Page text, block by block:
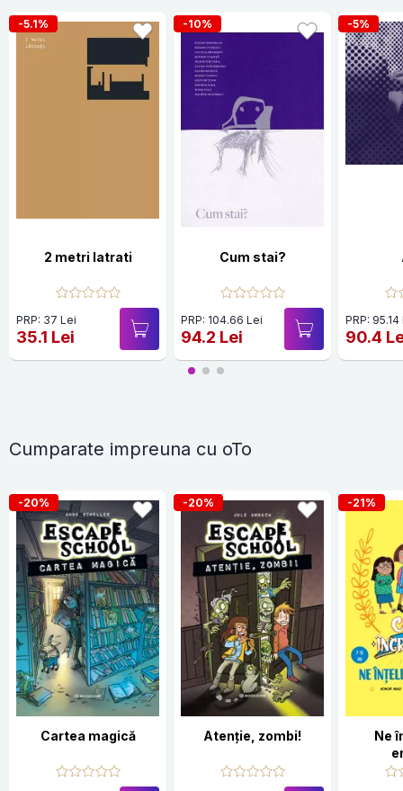
-5.1%
2 metri latrati
PRP: 37 Lei
35.1 Lei
-10%
Cum stai?
PRP: 104.66 Lei
94.2 Lei
-5%
PRP:
90.4
Cumparate impreuna cu oTo
-20%
Cartea magică
-20%
Atenție, zombi!
-21%
Ne